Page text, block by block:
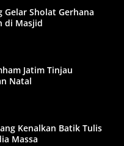
Gelar Sholat Gerhana
di Masjid
Jatim Tinjau
Natal
Kenalkan Batik Tulis
Massa